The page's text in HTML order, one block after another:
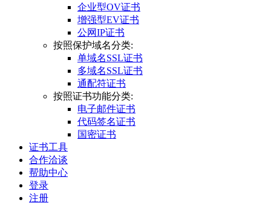
企业型OV证书
增强型EV证书
公网IP证书
按照保护域名分类:
单域名SSL证书
多域名SSL证书
通配符证书
按照证书功能分类:
电子邮件证书
代码签名证书
国密证书
证书工具
合作洽谈
帮助中心
登录
注册